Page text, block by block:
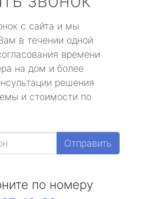
с сайта и мы
в течении одной
времени
на дом и более
решения
и стоимости по
Отправить
по номеру